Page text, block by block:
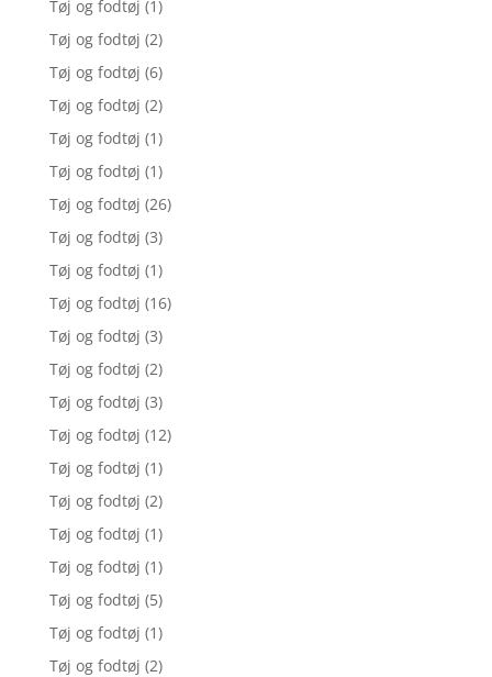
Tøj og fodtøj (1)
Tøj og fodtøj (2)
Tøj og fodtøj (6)
Tøj og fodtøj (2)
Tøj og fodtøj (1)
Tøj og fodtøj (1)
Tøj og fodtøj (26)
Tøj og fodtøj (3)
Tøj og fodtøj (1)
Tøj og fodtøj (16)
Tøj og fodtøj (3)
Tøj og fodtøj (2)
Tøj og fodtøj (3)
Tøj og fodtøj (12)
Tøj og fodtøj (1)
Tøj og fodtøj (2)
Tøj og fodtøj (1)
Tøj og fodtøj (1)
Tøj og fodtøj (5)
Tøj og fodtøj (1)
Tøj og fodtøj (2)